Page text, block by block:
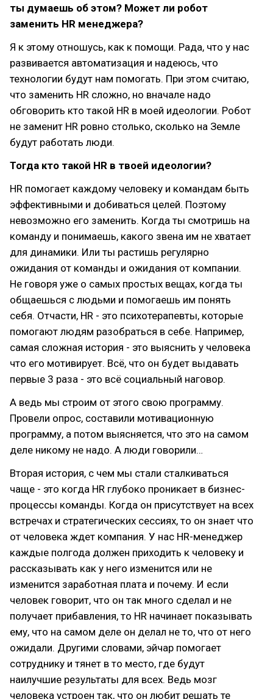
ты думаешь об этом? Может ли робот
заменить HR менеджера?
Я к этому отношусь, как к помощи. Рада, что у нас
развивается автоматизация и надеюсь, что
технологии будут нам помогать. При этом считаю,
что заменить HR сложно, но вначале надо
обговорить кто такой HR в моей идеологии. Робот
не заменит HR ровно столько, сколько на Земле
будут работать люди.
Тогда кто такой HR в твоей идеологии?
HR помогает каждому человеку и командам быть
эффективными и добиваться целей. Поэтому
невозможно его заменить. Когда ты смотришь на
команду и понимаешь, какого звена им не хватает
для динамики. Или ты растишь регулярно
ожидания от команды и ожидания от компании.
Не говоря уже о самых простых вещах, когда ты
общаешься с людьми и помогаешь им понять
себя. Отчасти, HR - это психотерапевты, которые
помогают людям разобраться в себе. Например,
самая сложная история - это выяснить у человека
что его мотивирует. Всё, что он будет выдавать
первые 3 раза - это всё социальный наговор.
А ведь мы строим от этого свою программу.
Провели опрос, составили мотивационную
программу, а потом выясняется, что это на самом
деле никому не надо. А люди говорили…
Вторая история, с чем мы стали сталкиваться
чаще - это когда HR глубоко проникает в бизнес-
процессы команды. Когда он присутствует на всех
встречах и стратегических сессиях, то он знает что
от человека ждет компания. У нас HR-менеджер
каждые полгода должен приходить к человеку и
рассказывать как у него изменится или не
изменится заработная плата и почему. И если
человек говорит, что он так много сделал и не
получает прибавления, то HR начинает показывать
ему, что на самом деле он делал не то, что от него
ожидали. Другими словами, эйчар помогает
сотруднику и тянет в то место, где будут
наилучшие результаты для всех. Ведь мозг
человека устроен так, что он любит решать те